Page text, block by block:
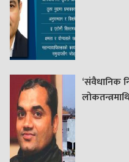
‘संवैधानिक